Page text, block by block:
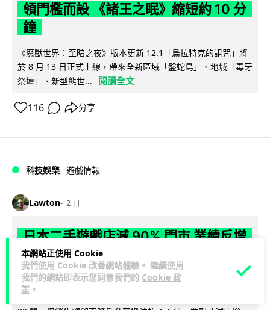
本網站正使用 Cookie
我們使用 Cookie 改善網站體驗。 繼續使用
我們的網站即表示您同意我們的 Cookie 政
策 。
領門檻而設 《諸王之眠》縮短約 10 分
鐘
《魔獸世界：至暗之夜》版本更新 12.1「烏拉特克的詛咒」將
於 8 月 13 日正式上線，帶來全新區域「盤蛇島」、地城「毒牙
祭壇」、新型態世...
閱讀全文
116 分享
科技娛樂 遊戲情報
Lawton 2 日
日本二手遊戲店減 90% 門市 業績反增
四成 "懷舊"在 Z 世代變成最潮「新鮮
感」
日本零售巨頭 GEO 將懷舊遊戲銷售門市從 1,000 間大幅減至